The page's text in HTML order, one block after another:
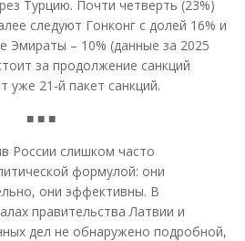
Турцию. Почти четверть (23%)
следуют Гонконг с долей 16% и
Эмираты – 10% (данные за 2025
за продолжение санкций
уже 21-й пакет санкций.
■ ■ ■
России слишком часто
формулой: они
они эффективны. В
правительства Латвии и
дел не обнаружено подробной,